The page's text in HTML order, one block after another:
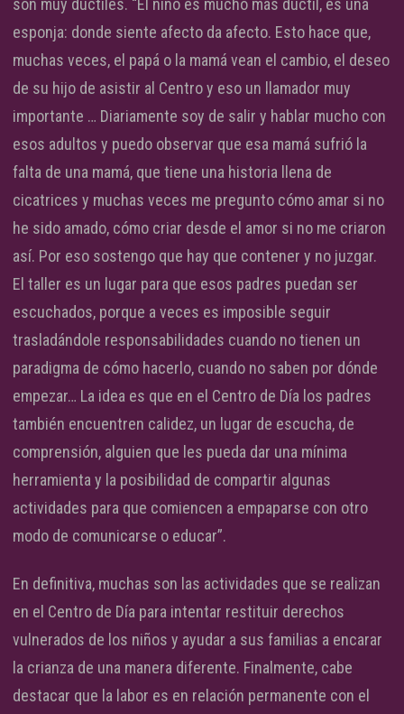
son muy dúctiles. “El niño es mucho más dúctil, es una
esponja: donde siente afecto da afecto. Esto hace que,
muchas veces, el papá o la mamá vean el cambio, el deseo
de su hijo de asistir al Centro y eso un llamador muy
importante … Diariamente soy de salir y hablar mucho con
esos adultos y puedo observar que esa mamá sufrió la
falta de una mamá, que tiene una historia llena de
cicatrices y muchas veces me pregunto cómo amar si no
he sido amado, cómo criar desde el amor si no me criaron
así. Por eso sostengo que hay que contener y no juzgar.
El taller es un lugar para que esos padres puedan ser
escuchados, porque a veces es imposible seguir
trasladándole responsabilidades cuando no tienen un
paradigma de cómo hacerlo, cuando no saben por dónde
empezar… La idea es que en el Centro de Día los padres
también encuentren calidez, un lugar de escucha, de
comprensión, alguien que les pueda dar una mínima
herramienta y la posibilidad de compartir algunas
actividades para que comiencen a empaparse con otro
modo de comunicarse o educar”.
En definitiva, muchas son las actividades que se realizan
en el Centro de Día para intentar restituir derechos
vulnerados de los niños y ayudar a sus familias a encarar
la crianza de una manera diferente. Finalmente, cabe
destacar que la labor es en relación permanente con el